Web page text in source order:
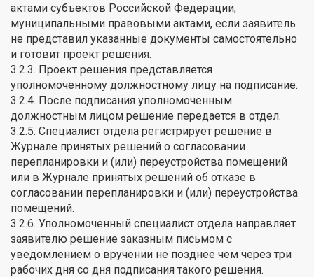
актами субъектов Российской Федерации,
муниципальными правовыми актами, если заявитель
не представил указанные документы самостоятельно
и готовит проект решения.
3.2.3. Проект решения представляется
уполномоченному должностному лицу на подписание.
3.2.4. После подписания уполномоченным
должностным лицом решение передается в отдел.
3.2.5. Специалист отдела регистрирует решение в
Журнале принятых решений о согласовании
перепланировки и (или) переустройства помещений
или в Журнале принятых решений об отказе в
согласовании перепланировки и (или) переустройства
помещений.
3.2.6. Уполномоченный специалист отдела направляет
заявителю решение заказным письмом с
уведомлением о вручении не позднее чем через три
рабочих дня со дня подписания такого решения.